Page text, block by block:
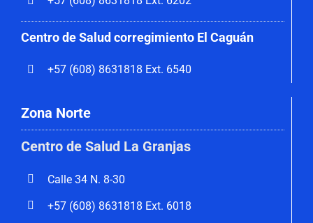
Centro de Salud corregimiento El Caguán
+57 (608) 8631818 Ext. 6540
Zona Norte
Centro de Salud La Granjas
Calle 34 N. 8-30
+57 (608) 8631818 Ext. 6018